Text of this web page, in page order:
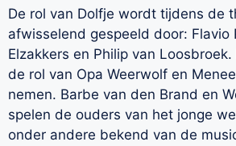
De rol van Dolfje wordt tijdens de
afwisselend gespeeld door: Flavio
Elzakkers en Philip van
de rol van Opa Weerwolf en
nemen. Barbe van den Brand en
spelen de ouders van het jonge
onder andere bekend van de